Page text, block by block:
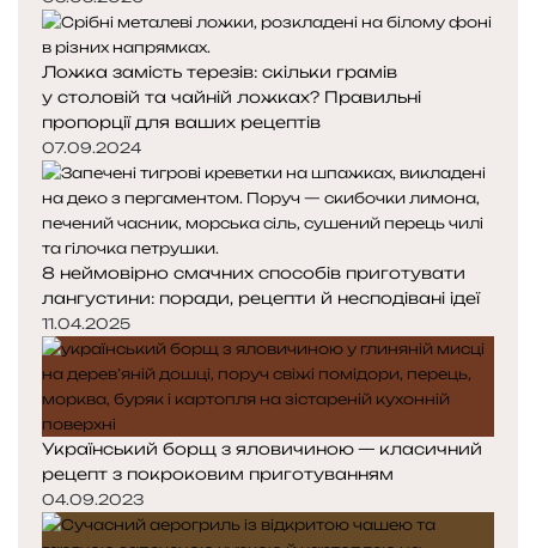
Ложка замість терезів: скільки грамів
у столовій та чайній ложках? Правильні
пропорції для ваших рецептів
07.09.2024
8 неймовірно смачних способів приготувати
лангустини: поради, рецепти й несподівані ідеї
11.04.2025
Український борщ з яловичиною — класичний
рецепт з покроковим приготуванням
04.09.2023